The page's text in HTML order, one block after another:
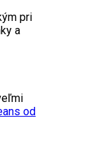
pri
a
od